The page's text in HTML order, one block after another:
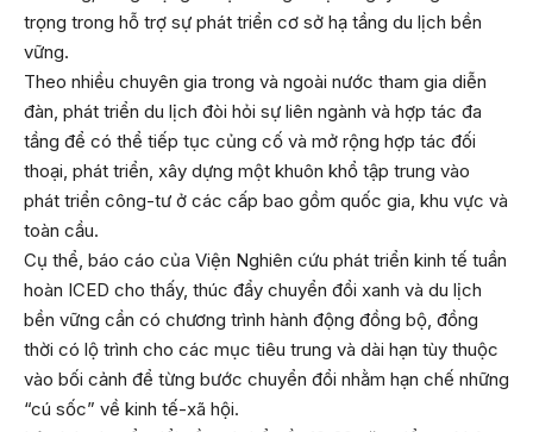
trọng trong hỗ trợ sự phát triển cơ sở hạ tầng du lịch bền
vững.
Theo nhiều chuyên gia trong và ngoài nước tham gia diễn
đàn, phát triển du lịch đòi hỏi sự liên ngành và hợp tác đa
tầng để có thể tiếp tục củng cố và mở rộng hợp tác đối
thoại, phát triển, xây dựng một khuôn khổ tập trung vào
phát triển công-tư ở các cấp bao gồm quốc gia, khu vực và
toàn cầu.
Cụ thể, báo cáo của Viện Nghiên cứu phát triển kinh tế tuần
hoàn ICED cho thấy, thúc đẩy chuyển đổi xanh và du lịch
bền vững cần có chương trình hành động đồng bộ, đồng
thời có lộ trình cho các mục tiêu trung và dài hạn tùy thuộc
vào bối cảnh để từng bước chuyển đổi nhằm hạn chế những
“cú sốc” về kinh tế-xã hội.